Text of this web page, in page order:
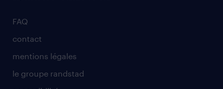
FAQ
contact
mentions légales
le groupe randstad